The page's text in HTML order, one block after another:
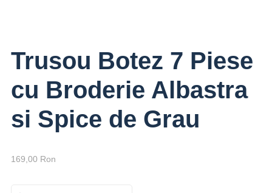
Trusou Botez 7 Piese
cu Broderie Albastra
si Spice de Grau
169,00 Ron